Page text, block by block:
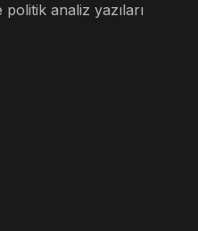
analiz yazıları